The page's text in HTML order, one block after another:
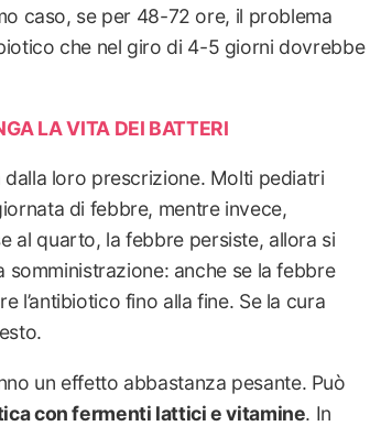
caso, se per 48-72 ore, il problema
che nel giro di 4-5 giorni dovrebbe
LA VITA DEI BATTERI
loro prescrizione. Molti pediatri
di febbre, mentre invece,
al quarto, la febbre persiste, allora si
somministrazione: anche se la febbre
l’antibiotico fino alla fine. Se la cura
un effetto abbastanza pesante. Può
con fermenti lattici e vitamine. In